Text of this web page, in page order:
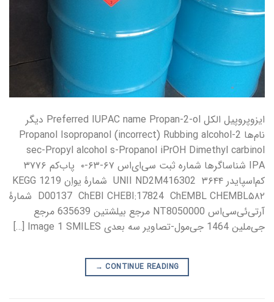
ایزوپروپیل الکل Preferred IUPAC name Propan-2-ol دیگر
نام‌ها 2-Propanol Isopropanol (incorrect) Rubbing alcohol
sec-Propyl alcohol s-Propanol iPrOH Dimethyl carbinol
IPA شناساگرها شماره ثبت سی‌ای‌اس ۶۷-۶۳-۰ پاب‌کم ۳۷۷۶
کم‌اسپایدر ۳۶۴۴ UNII ND2M416302 شمارهٔ یواِن 1219 KEGG
D00137 ChEBI CHEBI:17824 ChEMBL CHEMBL۵۸۲ شمارهٔ
آرتی‌ئی‌سی‌اس NT8050000 مرجع بیلشتین 635639 مرجع
جی‌ملین 1464 جی‌مول-تصاویر سه بعدی Image 1 SMILES […]
CONTINUE READING
→